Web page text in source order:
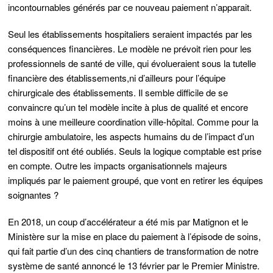
incontournables générés par ce nouveau paiement n’apparait.
Seul les établissements hospitaliers seraient impactés par les
conséquences financières. Le modèle ne prévoit rien pour les
professionnels de santé de ville, qui évolueraient sous la tutelle
financière des établissements,ni d’ailleurs pour l’équipe
chirurgicale des établissements. Il semble difficile de se
convaincrequ’un tel modèle incite à plus de qualité et encore
moins à une meilleure coordination ville-hôpital. Comme pour la
chirurgie ambulatoire, les aspects humains du de l’impact d’un
tel dispositif ont été oubliés. Seuls la logique comptable est prise
en compte. Outre les impacts organisationnels majeurs
impliqués par le paiement groupé, que vont en retirer les équipes
soignantes ?
En 2018, un coup d’accélérateur a été mis par Matignon et le
Ministère sur la mise en place du paiement à l’épisode de soins,
qui fait partie d’un des cinq chantiers de transformation de notre
système de santé annoncé le 13 février par le Premier Ministre.